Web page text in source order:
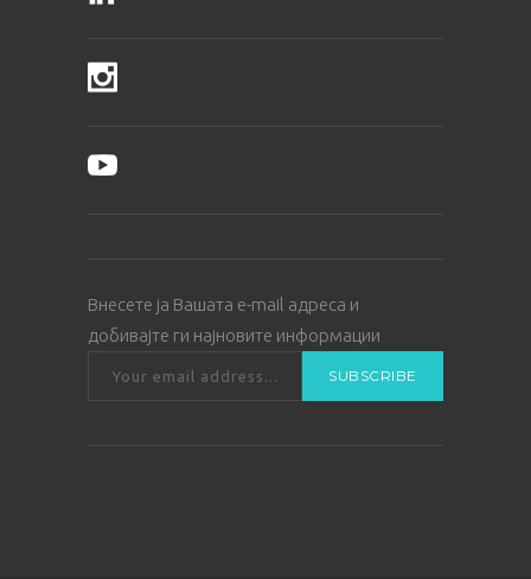
Внесете ја Вашата е-mail адреса и
добивајте ги најновите информации